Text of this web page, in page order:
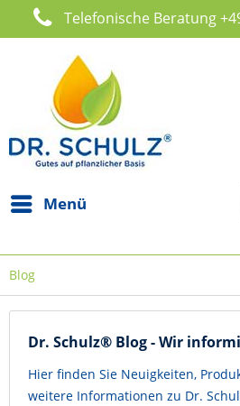
Telefonische Beratung
Menü
Blog
Dr. Schulz® Blog - Wir
Hier finden Sie Neuigkeiten,
weitere Informationen zu Dr.